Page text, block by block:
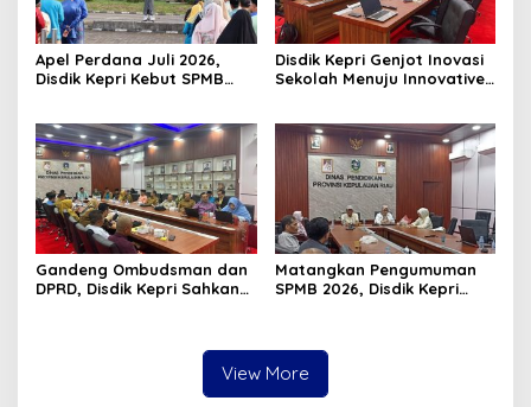
Apel Perdana Juli 2026,
Disdik Kepri Kebut SPMB
Disdik Kepri Genjot Inovasi
Sekolah Menuju Innovative
Gandeng Ombudsman dan
DPRD, Disdik Kepri Sahkan
Matangkan Pengumuman
SPMB 2026, Disdik Kepri
View More